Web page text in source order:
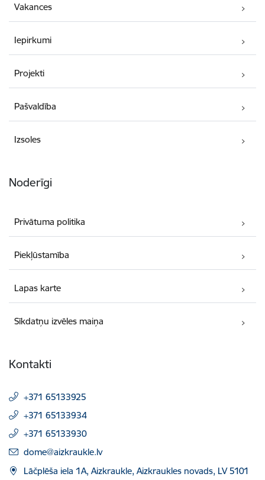
Vakances
Iepirkumi
Projekti
Pašvaldība
Izsoles
Noderīgi
Privātuma politika
Piekļūstamība
Lapas karte
Sīkdatņu izvēles maiņa
Kontakti
+371 65133925
+371 65133934
+371 65133930
E-pasts:
dome@aizkraukle.lv
Lāčplēša iela 1A, Aizkraukle, Aizkraukles novads, LV 5101